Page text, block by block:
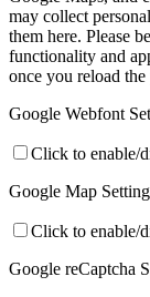
may collect
them here. Please
functionality and
once you reload the
Google Webfont
Click to enable/
Google Map
Click to enable/
Google reCaptcha